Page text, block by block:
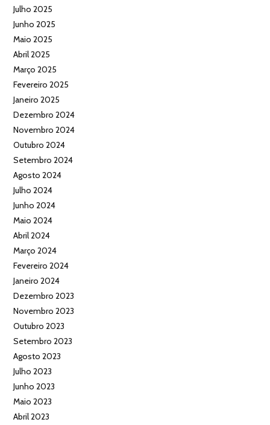
Julho 2025
Junho 2025
Maio 2025
Abril 2025
Março 2025
Fevereiro 2025
Janeiro 2025
Dezembro 2024
Novembro 2024
Outubro 2024
Setembro 2024
Agosto 2024
Julho 2024
Junho 2024
Maio 2024
Abril 2024
Março 2024
Fevereiro 2024
Janeiro 2024
Dezembro 2023
Novembro 2023
Outubro 2023
Setembro 2023
Agosto 2023
Julho 2023
Junho 2023
Maio 2023
Abril 2023